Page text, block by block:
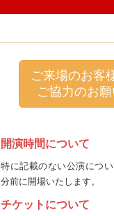
ご来場のお客
ご協力のお願
開演時間について
特に記載のない公演につ
分前に開場いたします。
チケットについて